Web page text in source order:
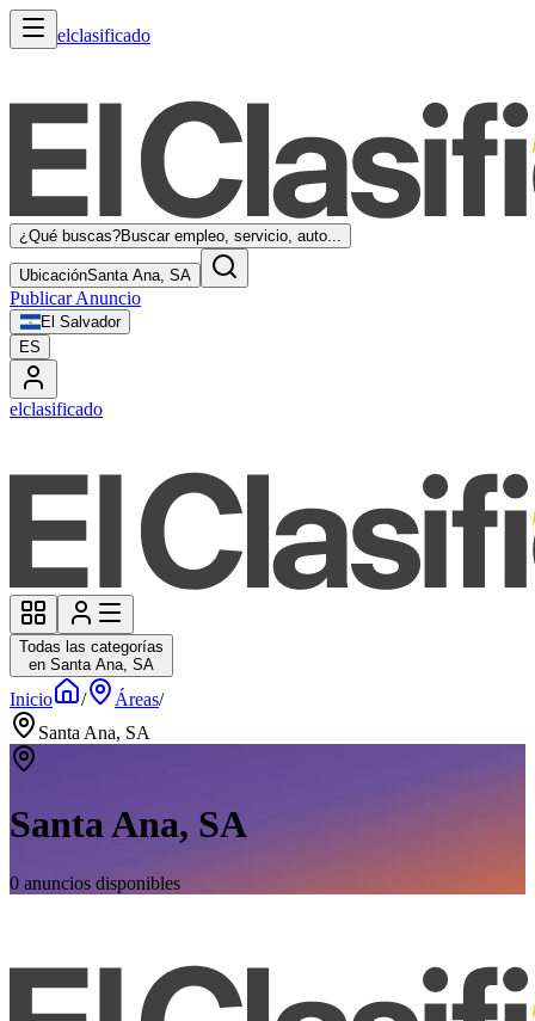
elclasificado
¿Qué buscas?Buscar empleo, servicio, auto...
UbicaciónSanta Ana, SA
Publicar Anuncio
El Salvador
ES
elclasificado
Todas las categorías
en Santa Ana, SA
Inicio / Áreas/
Santa Ana, SA
Santa Ana, SA
0 anuncios disponibles